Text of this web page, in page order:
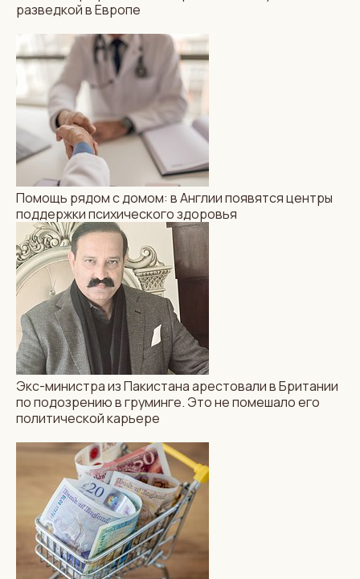
МЕДИЦИНА НОВОСТИ
Помощь рядом с домом:
в Англии появятся центры
поддержки психического
здоровья
ОТДЫХ И ПУТЕШЕСТВИЯ
Лекарство
для пресытившегося
путешественника. Семь
британских мест,
способных в корне
изменить представление
о путешествиях
КУЛЬТУРА ТРАДИЦИИ
Знаменитая британская
ясновидящая Клер
Петуленгро: «Самое
большое богатство,
которым вы когда-либо
сможете обладать,— это
любовь»
разведкой в Европе
Помощь рядом с домом: в Англии появятся центры
поддержки психического здоровья
Экс-министра из Пакистана арестовали в Британии
по подозрению в груминге. Это не помешало его
политической карьере